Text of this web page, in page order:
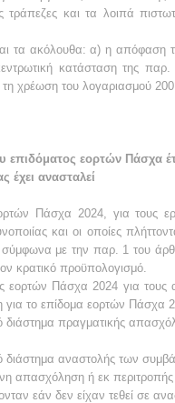
και τα λοιπά
τα ακόλουθα: α) η
κατάσταση της
χρέωση του λογαριασμού 200.
εορτών Πάσχα
έχει ανασταλεί
Πάσχα 2024, για τους
και οι οποίες
με την παρ. 1 του
κρατικό προϋπολογισμό.
Πάσχα 2024 για τους
το επίδομα εορτών Πάσχα
διάστημα πραγματικής
διάστημα αναστολής των
απασχόληση ή εκ
εάν δεν είχαν τεθεί σε